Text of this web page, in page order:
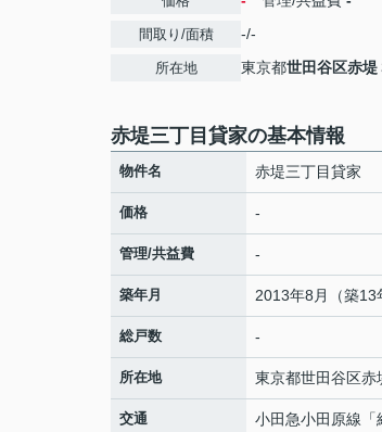
間取り/面積 -/-
所在地 東京都世田谷区赤堤
赤堤三丁目貸家の基本情報
物件名 赤堤三丁目貸家
価格 -
管理/共益費 -
築年月 2013年8月（築13
総戸数 -
所在地 東京都世田谷区赤
交通 小田急小田原線 「